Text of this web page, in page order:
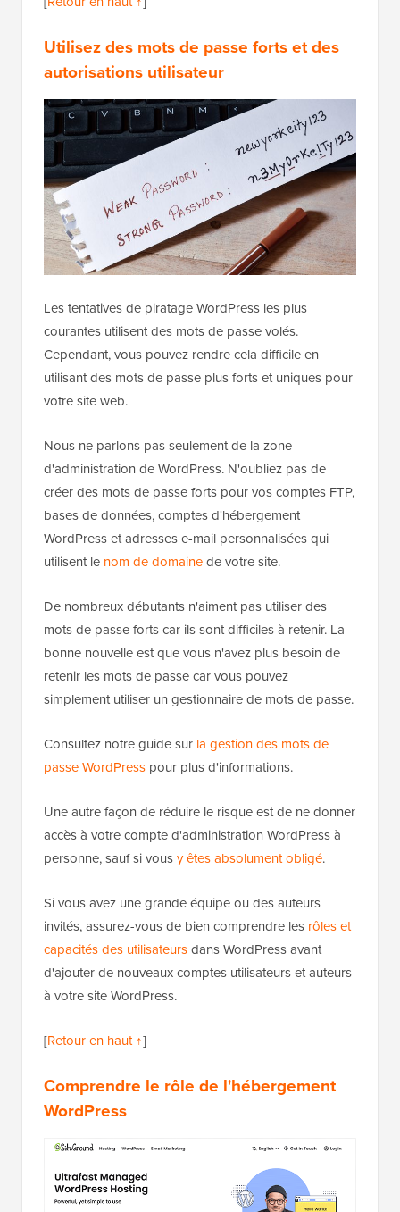
Utilisez des mots de passe forts et des
autorisations utilisateur
Les tentatives de piratage WordPress les plus
courantes utilisent des mots de passe volés.
Cependant, vous pouvez rendre cela difficile en
utilisant des mots de passe plus forts et uniques pour
votre site web.
Nous ne parlons pas seulement de la zone
d'administration de WordPress. N'oubliez pas de
créer des mots de passe forts pour vos comptes FTP,
bases de données, comptes d'hébergement
WordPress et adresses e-mail personnalisées qui
utilisent le nom de domainede votre site.
De nombreux débutants n'aiment pas utiliser des
mots de passe forts car ils sont difficiles à retenir. La
bonne nouvelle est que vous n'avez plus besoin de
retenir les mots de passe car vous pouvez
simplement utiliser un gestionnaire de mots de passe.
Consultez notre guide sur la gestion des mots de
passe WordPress pour plus d'informations.
Une autre façon de réduire le risque est de ne donner
accès à votre compte d'administration WordPress à
personne, sauf si vousy êtes absolument obligé.
Si vous avez une grande équipe ou des auteurs
invités, assurez-vous de bien comprendre les rôles et
capacités des utilisateursdans WordPress avant
d'ajouter de nouveaux comptes utilisateurs et auteurs
à votre site WordPress.
[Retour en haut ↑]
Comprendre le rôle de l'hébergement
WordPress